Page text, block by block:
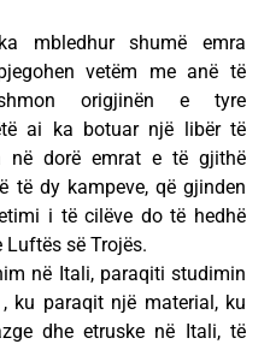
mbledhur shumë emra
vetëm me anë të
origjinën e tyre
ai ka botuar një libër të
në dorë emrat e të gjithë
të dy kampeve, që gjinden
i të cilëve do të hedhë
së Trojës.
në Itali, paraqiti studimin
ku paraqit një material, ku
dhe etruske në Itali, të